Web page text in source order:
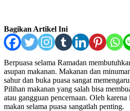
Bagikan Artikel Ini
Berpuasa selama Ramadan
asupan makanan. Makanan dan
sahur dan buka puasa sangat
Pilihan makanan yang salah bisa
atau gangguan pencernaan. Oleh
makan selama puasa sangatlah penting.